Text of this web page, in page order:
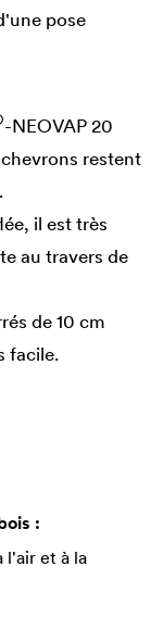
pose
-NEOVAP 20
restent
il est très
au travers de
de 10 cm
facile.
:
l'air et à la